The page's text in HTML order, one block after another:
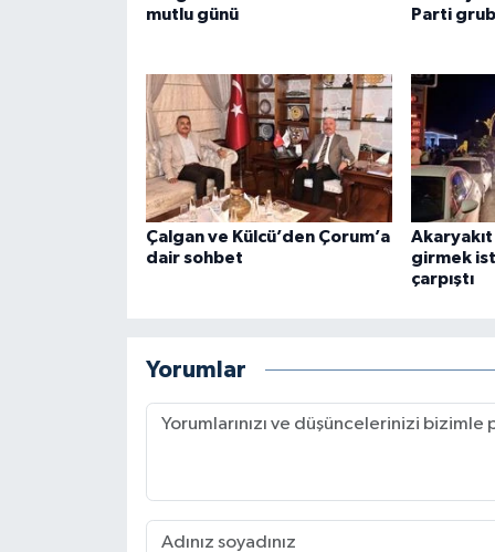
mutlu günü
Parti
Çalgan ve Külcü’den Çorum’a
dair sohbet
girmek
çarpıştı
Yorumlar